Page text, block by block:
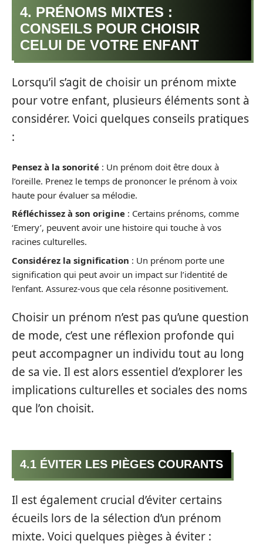
4. PRÉNOMS MIXTES :
CONSEILS POUR CHOISIR
CELUI DE VOTRE ENFANT
Lorsqu’il s’agit de choisir un prénom mixte
pour votre enfant, plusieurs éléments sont à
considérer. Voici quelques conseils pratiques
:
Pensez à la sonorité : Un prénom doit être doux à
l’oreille. Prenez le temps de prononcer le prénom à voix
haute pour évaluer sa mélodie.
Réfléchissez à son origine : Certains prénoms, comme
‘Emery’, peuvent avoir une histoire qui touche à vos
racines culturelles.
Considérez la signification : Un prénom porte une
signification qui peut avoir un impact sur l’identité de
l’enfant. Assurez-vous que cela résonne positivement.
Choisir un prénom n’est pas qu’une question
de mode, c’est une réflexion profonde qui
peut accompagner un individu tout au long
de sa vie. Il est alors essentiel d’explorer les
implications culturelles et sociales des noms
que l’on choisit.
4.1 ÉVITER LES PIÈGES COURANTS
Il est également crucial d’éviter certains
écueils lors de la sélection d’un prénom
mixte. Voici quelques pièges à éviter :